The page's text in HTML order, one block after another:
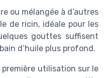
ou mélangée à d’autres
de ricin, idéale pour les
gouttes suffisent
d’huile plus profond.
utilisation sur le